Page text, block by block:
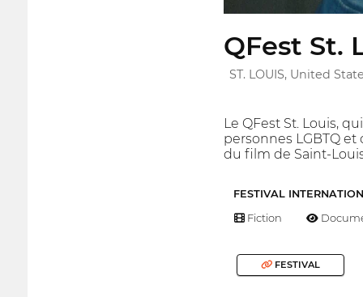
QFest St.
ST. LOUIS, United
Le QFest St. Louis,
personnes LGBTQ
du film de Saint-
FESTIVAL
Fiction
FESTIVAL